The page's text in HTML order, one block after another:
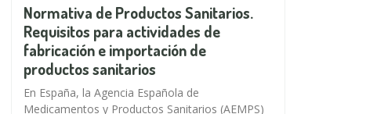
Normativa de Productos Sanitarios.
Requisitos para actividades de
fabricación e importación de
productos sanitarios
En España, la Agencia Española de
Medicamentos y Productos Sanitarios (AEMPS)